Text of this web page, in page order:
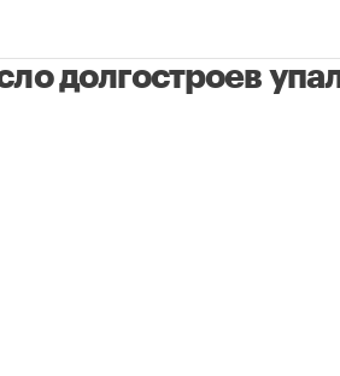
долгостроев